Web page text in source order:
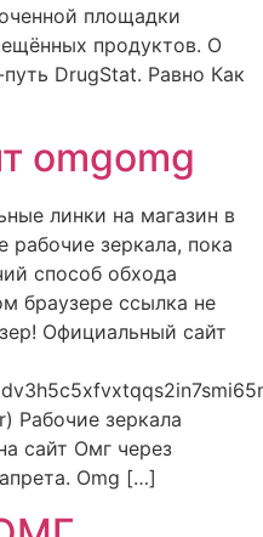
площадки
продуктов. О
DrugStat. Равно Как
omgomg
линки на магазин в
рабочие зеркала, пока
способ обхода
браузере ссылка не
Официальный сайт
Рабочие зеркала
сайт Омг через
Omg […]